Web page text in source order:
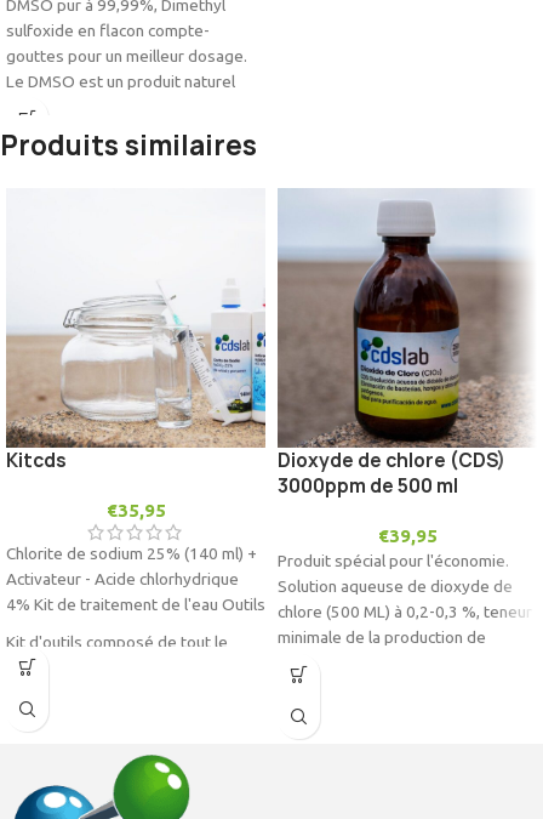
DMSO pur à 99,99%, Dimethyl
sulfoxide en flacon compte-
gouttes pour un meilleur dosage.
Le DMSO est un produit naturel
obtenu à partir de la pulpe de bois.
C'est un solvant très puissant. Il est
utilisé dans les banques de cellules
conservation optimale.
Comprend un distributeur goutte à
goutte en HDPE pour un dosage
plus facile et plus efficace.
Conforme à toutes les mesures de
sécurité.
Fabriqué en Espagne selon les
Ne jamais utiliser sur des récipients
ou des instruments en métal.
Produits similaires
Kitcds
€35,95
Chlorite de sodium 25% (140 ml) +
Activateur - Acide chlorhydrique
4% Kit de traitement de l'eau Outils
Kit d'outils composé de tout le
nécessaire pour rendre l'eau
comprenant (Chlorite de Sodium) à
biocide Dioxyde de Chlore. Pour
utilisation dans la purification et la
Dioxyde de chlore (CDS)
3000ppm de 500 ml
€39,95
Produit spécial pour l'économie.
Solution aqueuse de dioxyde de
chlore (500 ML) à 0,2-0,3 %, teneur
minimale de la production de
l'usine. Sans excipients,
conservateurs ou produits
chimiques stabilisants. Aucun